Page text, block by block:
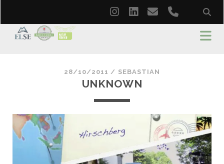
instagram
linkedin
emailphone
28/10/2011 / SEBASTIAN
UNKNOWN